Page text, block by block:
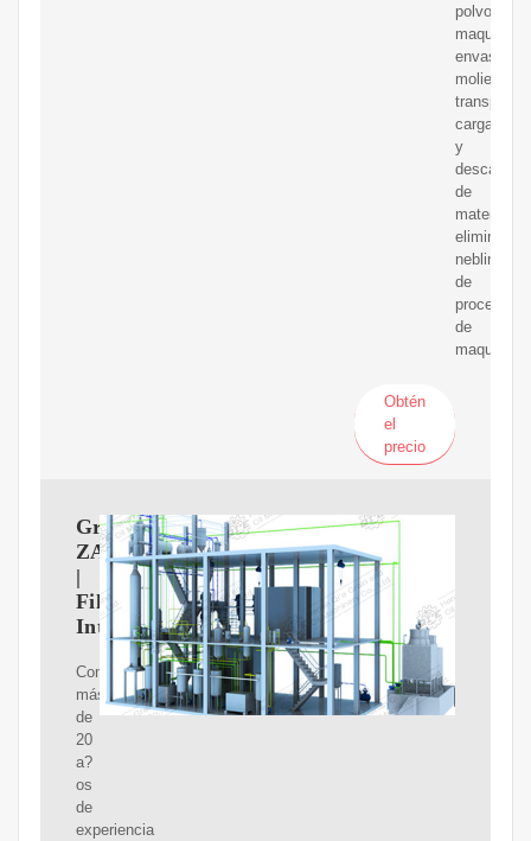
polvo,
envasado,
molienda,
transporte,
carga
y
descarga
de
materiales;
neblina
de
procesos
de
maquinado
Obtén
el
precio
Grupo
ZARA
|
Filtración
Integral
Con
más
de
20
a?
os
de
experiencia